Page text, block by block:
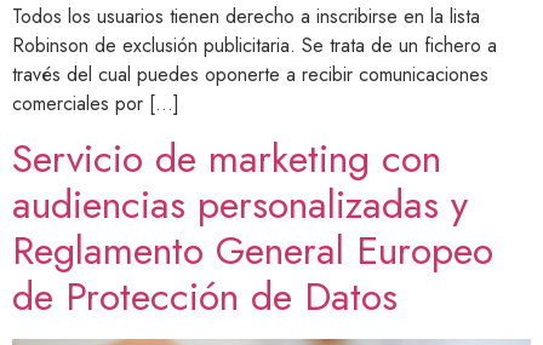
Todos los usuarios tienen derecho a inscribirse en la lista
Robinson de exclusión publicitaria. Se trata de un fichero a
través del cual puedes oponerte a recibir comunicaciones
comerciales por […]
Servicio de marketing con
audiencias personalizadas y
Reglamento General Europeo
de Protección de Datos